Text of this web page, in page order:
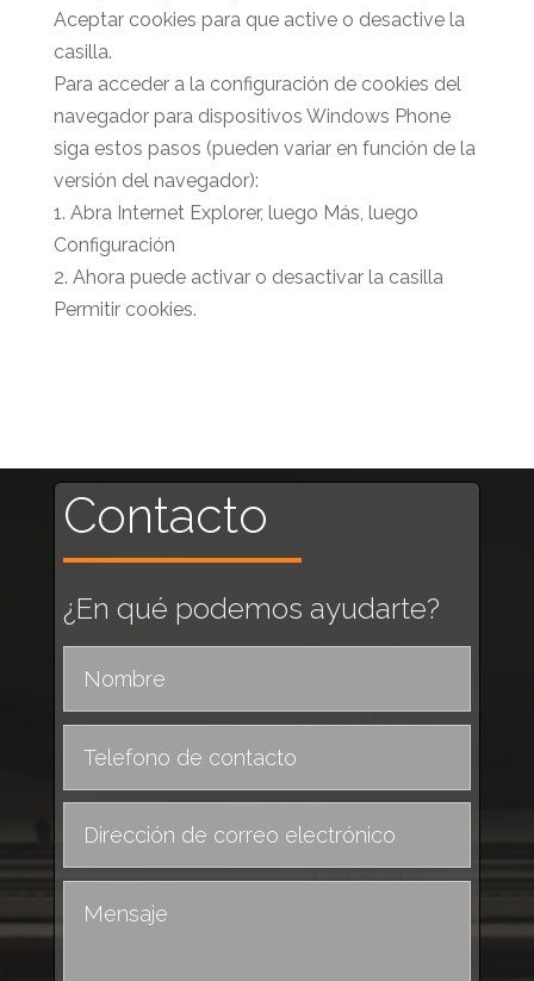
Aceptar cookies para que active o desactive la
casilla.
Para acceder a la configuración de cookies del
navegador para dispositivos Windows Phone
siga estos pasos (pueden variar en función de la
versión del navegador):
1. Abra Internet Explorer, luego Más, luego
Configuración
2. Ahora puede activar o desactivar la casilla
Permitir cookies.
Contacto
¿En qué podemos ayudarte?